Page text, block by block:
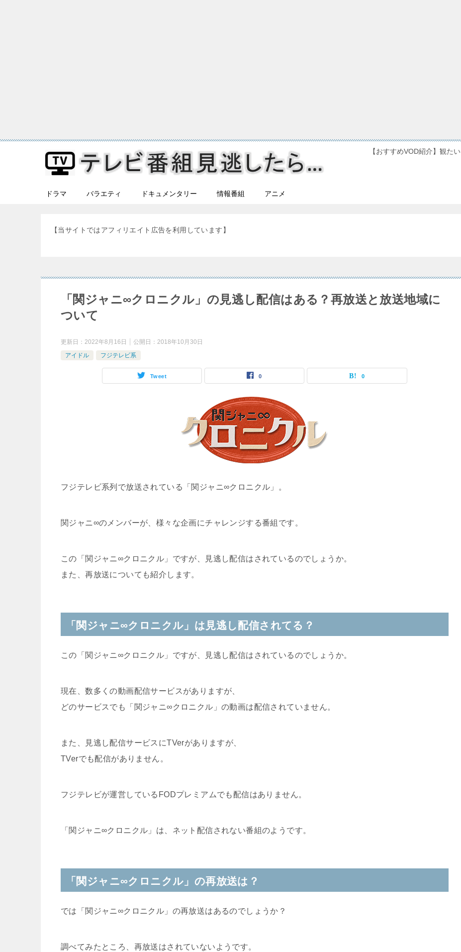
【おすすめVOD紹介】観た
ドラマ バラエティ ドキュメンタリー 情報番組 アニメ
【当サイトではアフィリエイト広告を利用しています】
「関ジャニ∞クロニクル」の見逃し配信はある？再放送と放送地域に
ついて
更新日： 2022年8月16日 公開日： 2018年10月30日
アイドル
フジテレビ系
Tweet 0 0
フジテレビ系列で放送されている「 関ジャニ∞クロニクル 」。
関ジャニ∞のメンバーが、様々な企画にチャレンジする番組です。
この「関ジャニ∞クロニクル」ですが、見逃し配信はされているのでしょうか。
また、再放送についても紹介します。
「関ジャニ∞クロニクル」は見逃し配信されてる？
この「関ジャニ∞クロニクル」ですが、見逃し配信はされているのでしょうか。
現在、数多くの動画配信サービスがありますが、
どのサービスでも「関ジャニ∞クロニクル」の動画は配信されていません。
また、見逃し配信サービスにTVerがありますが、
TVerでも配信がありません。
フジテレビが運営しているFODプレミアムでも配信はありません。
「関ジャニ∞クロニクル」は、ネット配信されない番組のようです。
「関ジャニ∞クロニクル」の再放送は？
では「関ジャニ∞クロニクル」の再放送はあるのでしょうか？
調べてみたところ、再放送はされていないようです。